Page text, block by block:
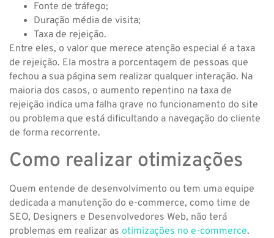
Fonte de tráfego;
Duração média de visita;
Taxa de rejeição.
Entre eles, o valor que merece atenção especial é a taxa
de rejeição. Ela mostra a porcentagem de pessoas que
fechou a sua página sem realizar qualquer interação. Na
maioria dos casos, o aumento repentino na taxa de
rejeição indica uma falha grave no funcionamento do site
ou problema que está dificultando a navegação do cliente
de forma recorrente.
Como realizar otimizações
Quem entende de desenvolvimento ou tem uma equipe
dedicada a manutenção do e-commerce, como time de
SEO, Designers e Desenvolvedores Web, não terá
problemas em realizar as otimizações no e-commerce.